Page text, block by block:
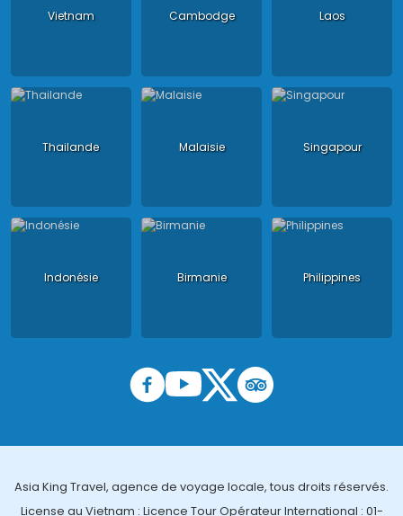
Vietnam Cambodge Laos
Thailande Malaisie Singapour
Indonésie Birmanie Philippines
Asia King Travel, agence de voyage locale, tous droits réservés.
License au Vietnam : Licence Tour Opérateur International : 01-